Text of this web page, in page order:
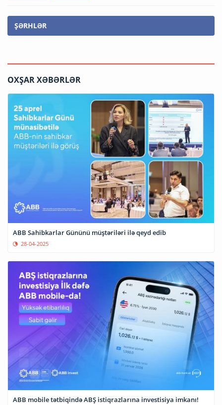
ŞƏRHLƏR
OXŞAR XƏBƏRLƏR
ABB Sahibkarlar Gününü müştəriləri ilə qeyd edib
28-04-2025
ABB mobile tətbiqində ABŞ istiqrazlarına investisiya imkanı!